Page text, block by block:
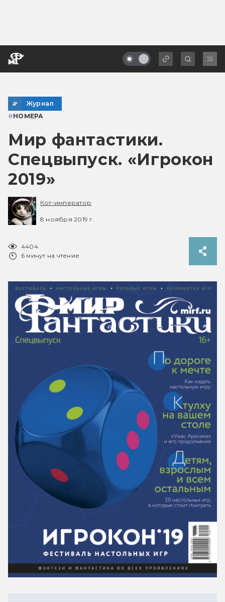
Журнал
#НОМЕРА
Мир фантастики.
Спецвыпуск. «Игрокон
2019»
Кот-император
8 ноября 2019 г.
4404
6 минут на чтение